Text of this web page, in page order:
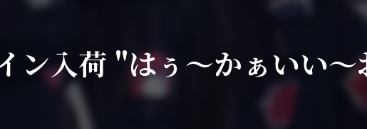
ン入荷 "はぅ〜かぁいい